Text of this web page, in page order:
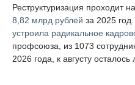
Реструктуризация проходит
8,82 млрд рублей за 2025
устроила радикальное
профсоюза, из 1073
2026 года, к августу